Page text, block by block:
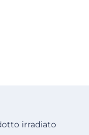
irradiato